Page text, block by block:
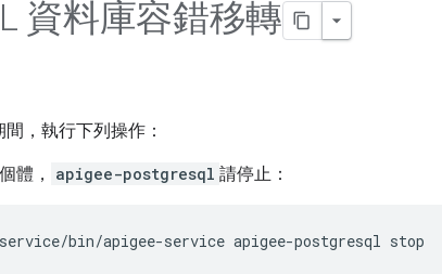
資料庫容錯移轉
，執行下列操作：
體， apigee-postgresql 請停止：
bin/apigee-service apigee-postgresql stop